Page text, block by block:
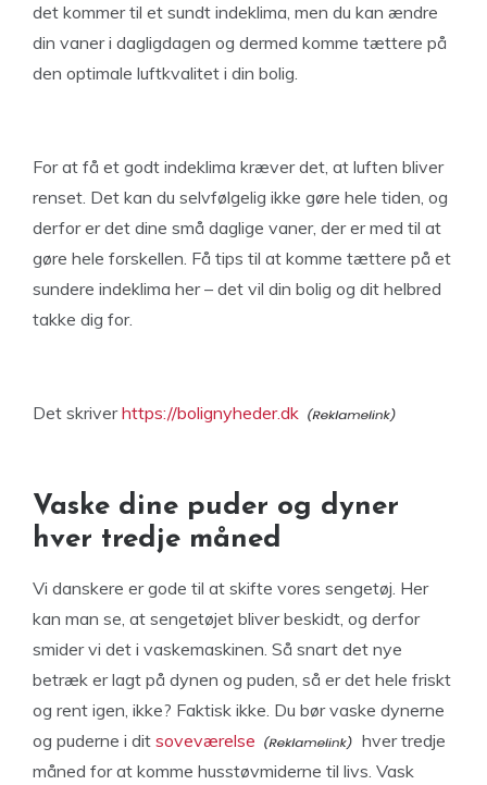
det kommer til et sundt indeklima, men du kan ændre
din vaner i dagligdagen og dermed komme tættere på
den optimale luftkvalitet i din bolig.
For at få et godt indeklima kræver det, at luften bliver
renset. Det kan du selvfølgelig ikke gøre hele tiden, og
derfor er det dine små daglige vaner, der er med til at
gøre hele forskellen. Få tips til at komme tættere på et
sundere indeklima her – det vil din bolig og dit helbred
takke dig for.
Det skriverhttps://bolignyheder.dk
Vaske dine puder og dyner
hver tredje måned
Vi danskere er gode til at skifte vores sengetøj. Her
kan man se, at sengetøjet bliver beskidt, og derfor
smider vi det i vaskemaskinen. Så snart det nye
betræk er lagt på dynen og puden, så er det hele friskt
og rent igen, ikke? Faktisk ikke. Du bør vaske dynerne
og puderne i dit soveværelse
hver tredje
måned for at komme husstøvmiderne til livs. Vask